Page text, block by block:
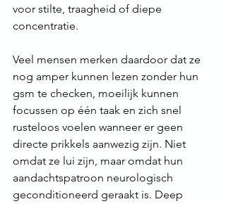
voor stilte, traagheid of diepe
concentratie.
Veel mensen merken daardoor dat ze
nog amper kunnen lezen zonder hun
gsm te checken, moeilijk kunnen
focussen op één taak en zich snel
rusteloos voelen wanneer er geen
directe prikkels aanwezig zijn. Niet
omdat ze lui zijn, maar omdat hun
aandachtspatroon neurologisch
geconditioneerd geraakt is. Deep